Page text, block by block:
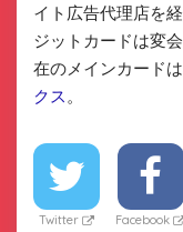
イト広告代理店を
ジットカードは変
在のメインカードは
クス 。
Twitter Facebook